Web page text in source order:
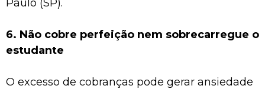
Paulo (SP).
6. Não cobre perfeição nem sobrecarregue o
estudante
O excesso de cobranças pode gerar ansiedade